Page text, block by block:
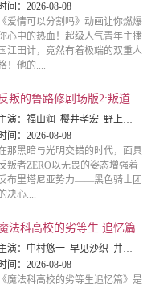
间： 2026-08-08
《爱情可以分割吗》动画让你燃爆
心中的热血！超级人气青年主播
国江田计，竟然有着极端的双重人
！他的....
叛的鲁路修剧场版2:叛道
演： 福山润 樱井孝宏 野上尤加奈 小清水亚美 名冢佳织 成田剑 折笠富美子 大原沙耶香
间： 2026-08-08
那黑暗与光明交错的时代，面具
叛者ZERO以无畏的姿态增强着
布里塔尼亚势力——黑色骑士团
的决心....
法科高校的劣等生 追忆篇
演： 中村悠一 早见沙织 井上喜久子 远藤绫 安野希世乃 内田真礼 加藤英美里 斋藤千和
间： 2026-08-08
《魔法科高校的劣等生追忆篇》是